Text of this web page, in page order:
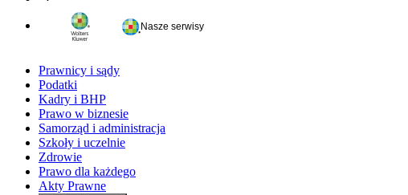
Nasze serwisy
Prawnicy i sądy
Podatki
Kadry i BHP
Prawo w biznesie
Samorząd i administracja
Szkoły i uczelnie
Zdrowie
Prawo dla każdego
Akty Prawne